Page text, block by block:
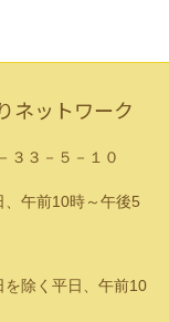
ネットワーク
３３－５－１０
午前10時～午後5
除く平日、午前10